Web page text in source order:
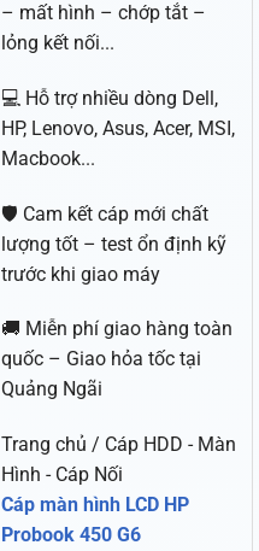
– mất hình – chớp tắt –
lỏng kết nối...
💻 Hỗ trợ nhiều dòng Dell,
HP, Lenovo, Asus, Acer, MSI,
Macbook...
🛡️ Cam kết cáp mới chất
lượng tốt – test ổn định kỹ
trước khi giao máy
🚚 Miễn phí giao hàng toàn
quốc – Giao hỏa tốc tại
Quảng Ngãi
Trang chủ / Cáp HDD - Màn
Hình - Cáp Nối
Cáp màn hình LCD HP
Probook 450 G6